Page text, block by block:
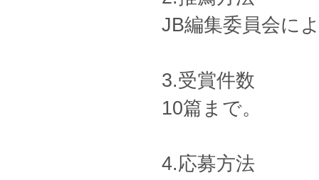
JB編集委員会に
3.受賞件数
10篇まで。
4.応募方法